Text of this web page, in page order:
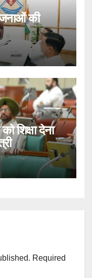
की
शिक्षा देना
Required